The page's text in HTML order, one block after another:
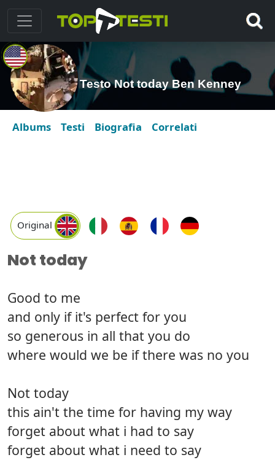
Testo Not today Ben Kenney
Albums Testi Biografia Correlati
Original
Not today
Good to me
and only if it's perfect for you
so generous in all that you do
where would we be if there was no you
Not today
this ain't the time for having my way
forget about what i had to say
forget about what i need to say